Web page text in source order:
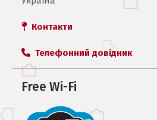
Контакти
Телефонний довідник
Free Wi-Fi